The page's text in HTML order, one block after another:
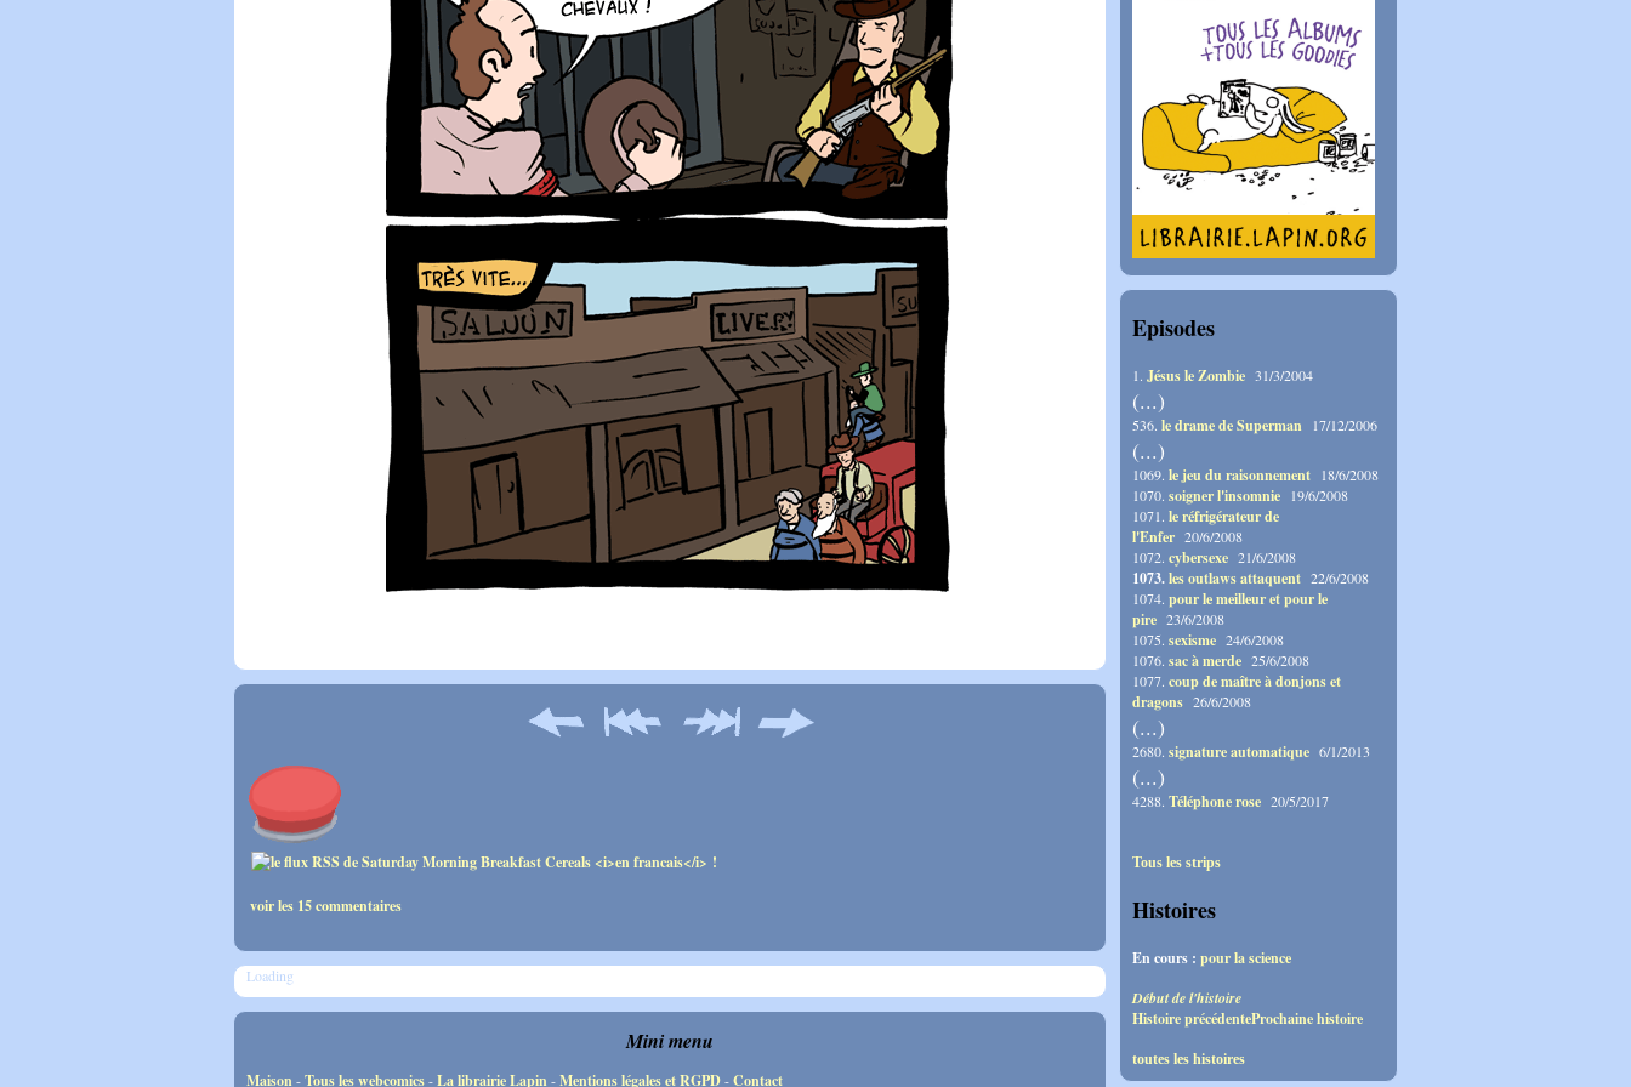
voir les 15 commentaires
Loading
Mini menu
Maison-Tous les webcomics-La librairie Lapin-Mentions légales et RGPD-Contact
Episodes
1. Jésus le Zombie 31/3/2004
(...)
536. le drame de Superman 17/12/2006
(...)
1069. le jeu du raisonnement 18/6/2008
1070. soigner l'insomnie 19/6/2008
1071. le réfrigérateur de
l'Enfer 20/6/2008
1072. cybersexe 21/6/2008
1073.les outlaws attaquent 22/6/2008
1074. pour le meilleur et pour le
pire 23/6/2008
1075. sexisme 24/6/2008
1076. sac à merde 25/6/2008
1077. coup de maître à donjons et
dragons 26/6/2008
(...)
2680. signature automatique 6/1/2013
(...)
4288. Téléphone rose 20/5/2017
Tous les strips
Histoires
En cours : pour la science
Début de l'histoire
Histoire précédenteProchaine histoire
toutes les histoires